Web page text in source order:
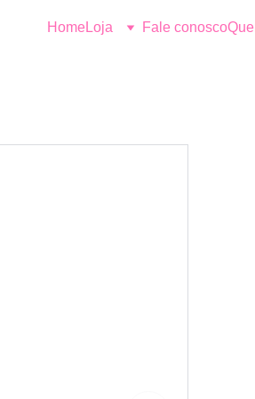
HomeLoja Fale conosco